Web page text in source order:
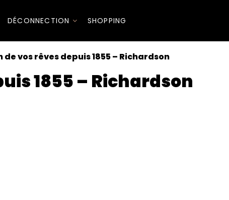
DÉCONNECTION SHOPPING
vos rêves depuis 1855 – Richardson
1855 – Richardson